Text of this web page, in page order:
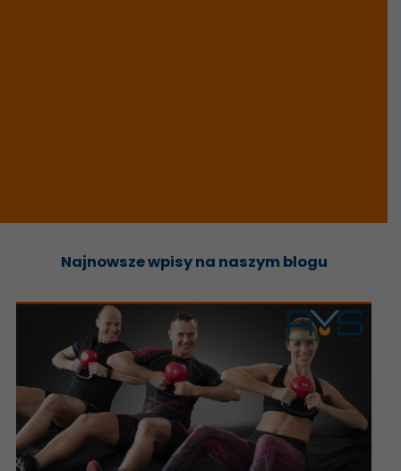
Najnowsze wpisy na naszym blogu